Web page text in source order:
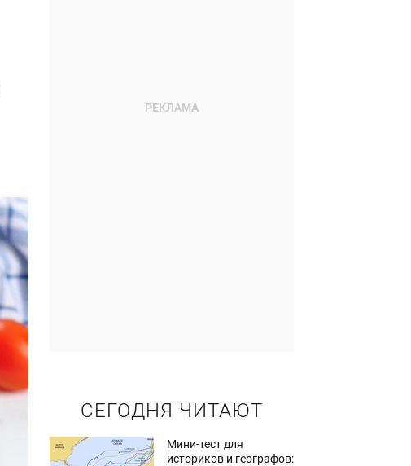
СЕГОДНЯ ЧИТАЮТ
Мини-тест для
историков и географов: